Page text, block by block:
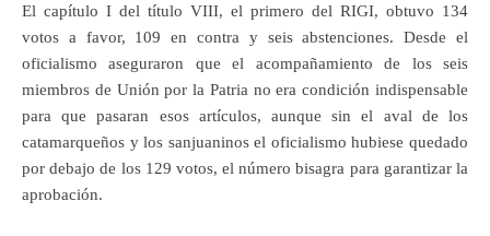
El capítulo I del título VIII, el primero del RIGI, obtuvo 134
votos a favor, 109 en contra y seis abstenciones. Desde el
oficialismo aseguraron que el acompañamiento de los seis
miembros de Unión por la Patria no era condición indispensable
para que pasaran esos artículos, aunque sin el aval de los
catamarqueños y los sanjuaninos el oficialismo hubiese quedado
por debajo de los 129 votos, el número bisagra para garantizar la
aprobación.